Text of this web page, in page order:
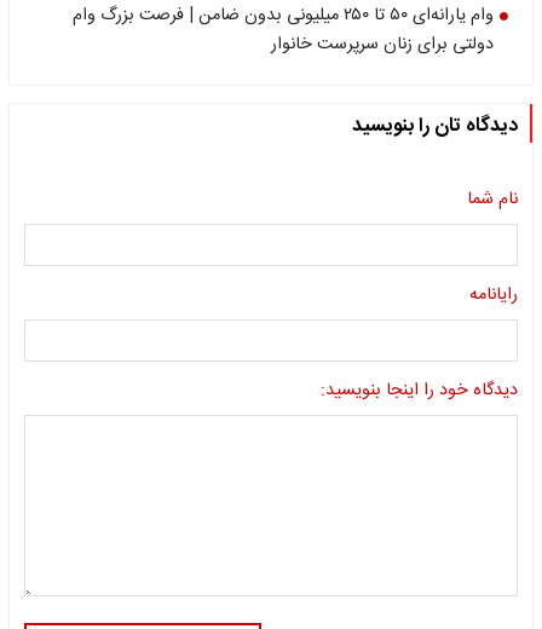
وام یارانه‌ای ۵۰ تا ۲۵۰ میلیونی بدون ضامن | فرصت بزرگ وام
دولتی برای زنان سرپرست خانوار
دیدگاه تان را بنویسید
نام شما
رایانامه
دیدگاه خود را اینجا بنویسید: